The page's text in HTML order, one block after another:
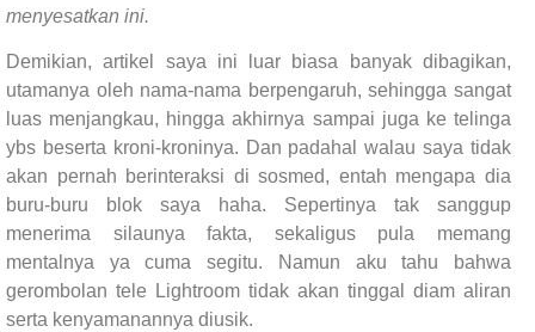
menyesatkan ini.
Demikian, artikel saya ini luar biasa banyak dibagikan,
utamanya oleh nama-nama berpengaruh, sehingga sangat
luas menjangkau, hingga akhirnya sampai juga ke telinga
ybs beserta kroni-kroninya. Dan padahal walau saya tidak
akan pernah berinteraksi di sosmed, entah mengapa dia
buru-buru blok saya haha. Sepertinya tak sanggup
menerima silaunya fakta, sekaligus pula memang
mentalnya ya cuma segitu. Namun aku tahu bahwa
gerombolan tele Lightroom tidak akan tinggal diam aliran
serta kenyamanannya diusik.